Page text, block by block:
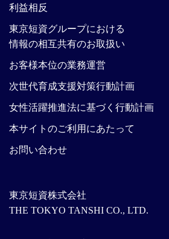
東京短資株式会社
THE TOKYO TANSHI CO., LTD.
利益相反
東京短資グループにおける
情報の相互共有のお取扱い
お客様本位の業務運営
次世代育成支援対策行動計画
女性活躍推進法に基づく行動計画
本サイトのご利用にあたって
お問い合わせ